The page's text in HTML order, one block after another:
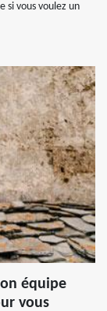
si vous voulez un
équipe
vous